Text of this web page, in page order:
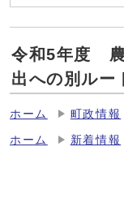
令和5年度 農
出への別ルー
ホーム 町政情報
ホーム 新着情報